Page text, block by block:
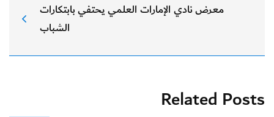
معرض نادي الإمارات العلمي يحتفي بابتكارات
الشباب
Related Posts